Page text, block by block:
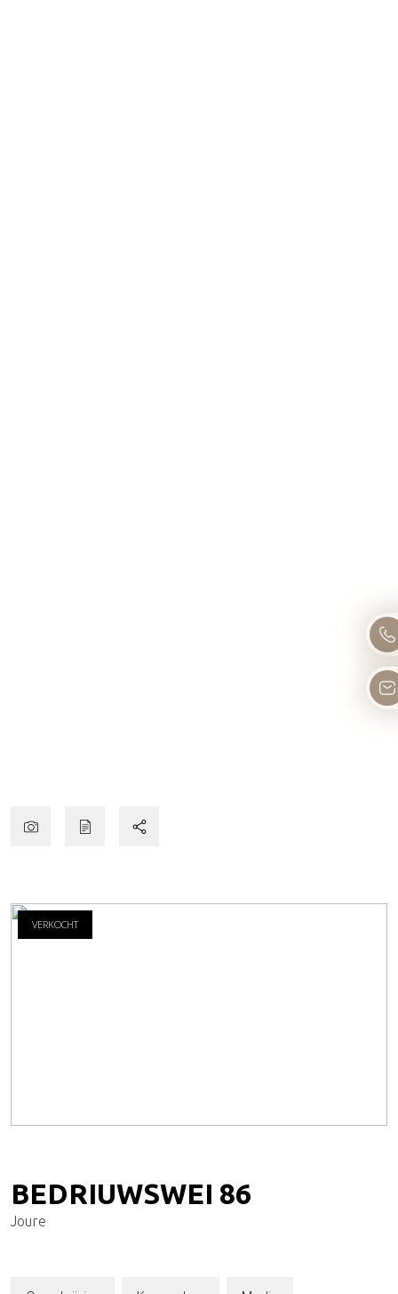
VERKOCHT
BEDRIUWSWEI 86
Joure